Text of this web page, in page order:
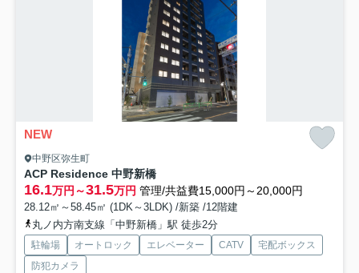
NEW
中野区弥生町
ACP Residence 中野新橋
16.1万円～31.5万円 管理/共益費15,000円～20,000円
28.12㎡～58.45㎡ (1DK～3LDK) /新築 /12階建
丸ノ内方南支線「中野新橋」駅 徒歩2分
駐輪場 オートロック エレベーター CATV
宅配ボックス
防犯カメラ